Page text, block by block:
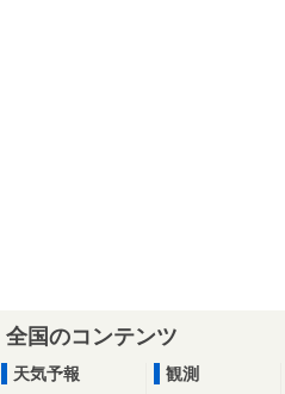
全国のコンテンツ
天気予報
観測